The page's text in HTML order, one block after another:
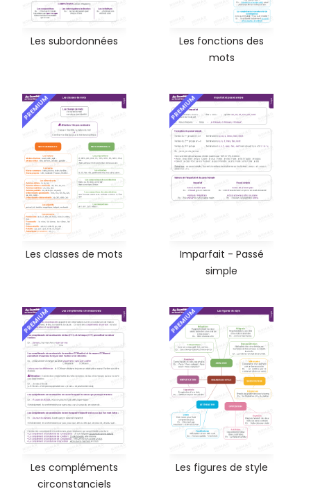
Les subordonnées
Les fonctions des
mots
PREMIUM
Les classes de mots
PREMIUM
Imparfait - Passé
simple
PREMIUM
Les compléments
circonstanciels
PREMIUM
Les figures de style